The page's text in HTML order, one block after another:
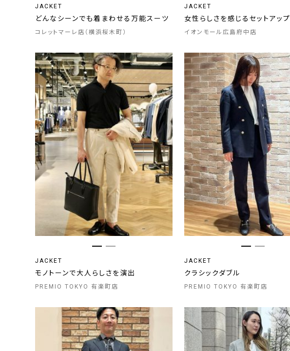
JACKET
どんなシーンでも着まわせる万能スーツ
コレットマーレ店（横浜桜木町）
JACKET
女性らしさを感じるセットアップ
イオンモール広島府中店
JACKET
モノトーンで大人らしさを演出
PREMIO TOKYO 有楽町店
JACKET
クラシックダブル
PREMIO TOKYO 有楽町店